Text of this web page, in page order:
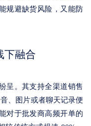
规避缺货风险，又能防
下融合
呈。其支持全渠道销售
、图片或者聊天记录便
对于批发商高频开单的